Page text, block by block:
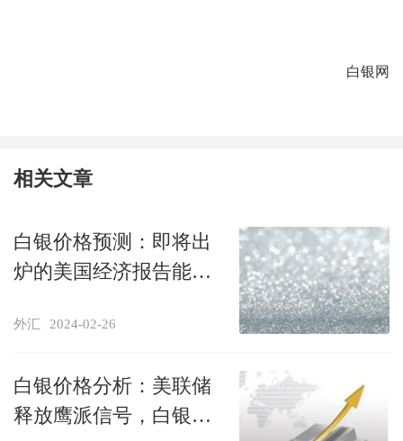
白银网
相关文章
白银价格预测：即将出
炉的美国经济报告能否
外汇 2024-02-26
白银价格分析：美联储
释放鹰派信号，白银跌